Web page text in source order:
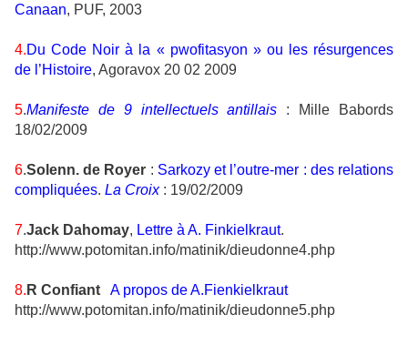
Canaan, PUF, 2003
4.Du Code Noir à la « pwofitasyon » ou les résurgences
de l’Histoire, Agoravox 20 02 2009
5.Manifeste de 9 intellectuels antillais : Mille Babords
18/02/2009
6.Solenn. de Royer : Sarkozy et l’outre-mer : des relations
compliquées. La Croix: 19/02/2009
7.Jack Dahomay, Lettre à A. Finkielkraut.
http://www.potomitan.info/matinik/dieudonne4.php
8. R Confiant
A propos de A.Fienkielkraut
http://www.potomitan.info/matinik/dieudonne5.php